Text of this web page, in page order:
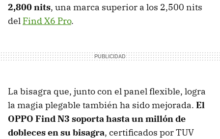
2,800 nits, una marca superior a los 2,500 nits
del Find X6 Pro.
La bisagra que, junto con el panel flexible, logra
la magia plegable también ha sido mejorada. El
OPPO Find N3 soporta hasta un millón de
dobleces en su bisagra, certificados por TUV